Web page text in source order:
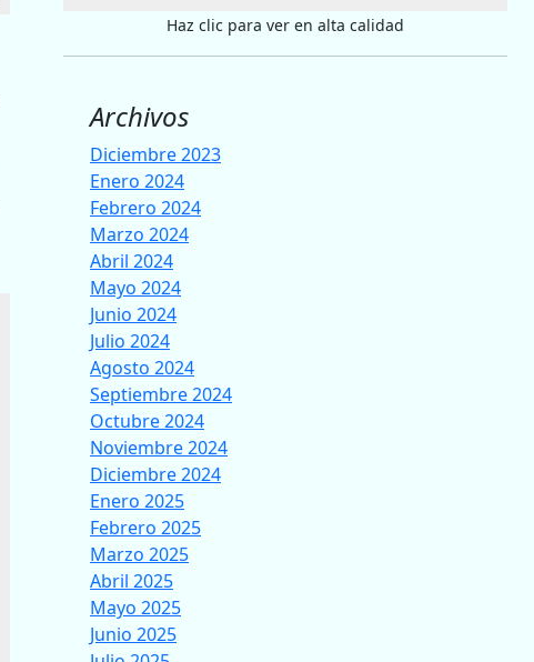
Haz clic para ver en alta calidad
Archivos
Diciembre 2023
Enero 2024
Febrero 2024
Marzo 2024
Abril 2024
Mayo 2024
Junio 2024
Julio 2024
Agosto 2024
Septiembre 2024
Octubre 2024
Noviembre 2024
Diciembre 2024
Enero 2025
Febrero 2025
Marzo 2025
Abril 2025
Mayo 2025
Junio 2025